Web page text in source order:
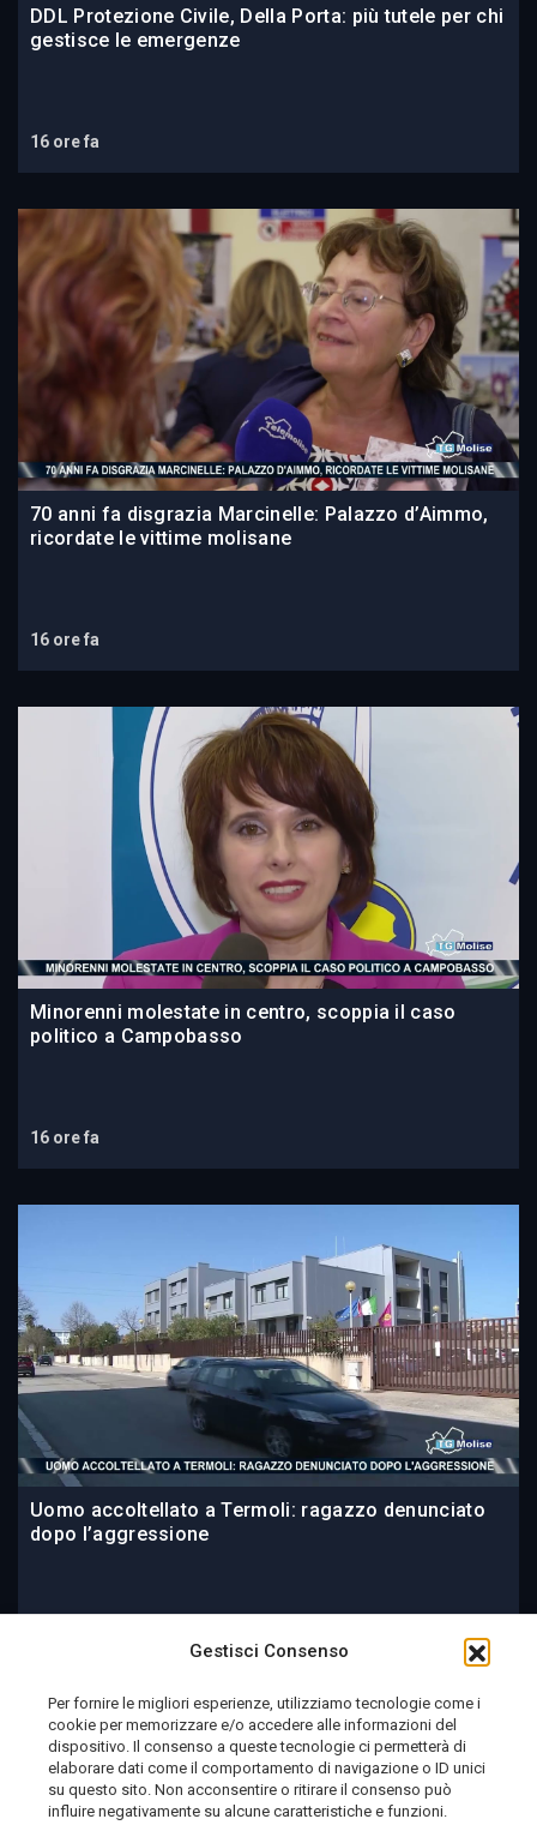
Gestisci Consenso
Per fornire le migliori esperienze, utilizziamo tecnologie come i
cookie per memorizzare e/o accedere alle informazioni del
dispositivo. Il consenso a queste tecnologie ci permetterà di
elaborare dati come il comportamento di navigazione o ID unici
su questo sito. Non acconsentire o ritirare il consenso può
influire negativamente su alcune caratteristiche e funzioni.
DDL Protezione Civile, Della Porta: più tutele per chi
gestisce le emergenze
16 ore fa
70 anni fa disgrazia Marcinelle: Palazzo d’Aimmo,
ricordate le vittime molisane
16 ore fa
Minorenni molestate in centro, scoppia il caso
politico a Campobasso
16 ore fa
Uomo accoltellato a Termoli: ragazzo denunciato
dopo l’aggressione
Telemolise - reg. Tribunale di Campobasso n. 133 del
10/08/1982 - Direttore Responsabile:MANUELA
PETESCIA